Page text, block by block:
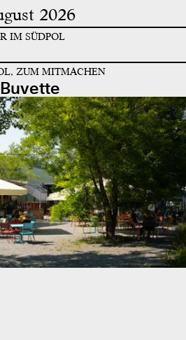
2026
IM SÜDPOL
ZUM MITMACHEN